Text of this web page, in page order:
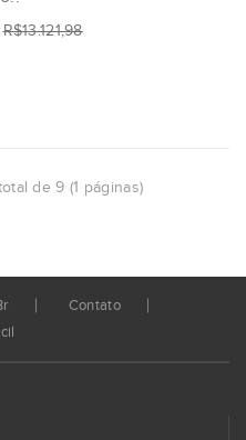
R$13.121,98
de 9 (1 páginas)
Contato